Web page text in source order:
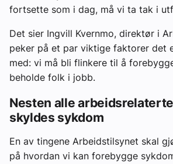
Aktuelle prosjekter
fortsette som i dag, må vi ta tak i
Det sier Ingvill Kvernmo, direktør i
peker på et par viktige faktorer det
med: vi må bli flinkere til å
beholde folk i jobb.
Nesten alle
skyldes sykdom
En av tingene Arbeidstilsynet skal
på hvordan vi kan forebygge